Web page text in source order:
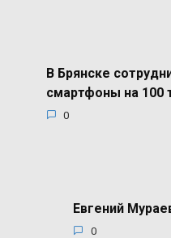
В Брянске
смартфоны на 100
0
Евгений
0